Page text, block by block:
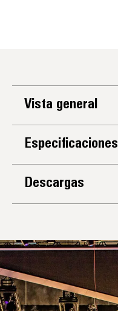
Vista general
Especificaciones
Descargas